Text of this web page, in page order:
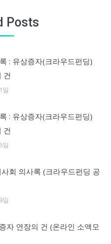
Posts
: 유상증자(크라우드펀딩)
건
일
: 유상증자(크라우드펀딩)
건
일
회 의사록 (크라우드펀딩 공
일
자 연장의 건 (온라인 소액모